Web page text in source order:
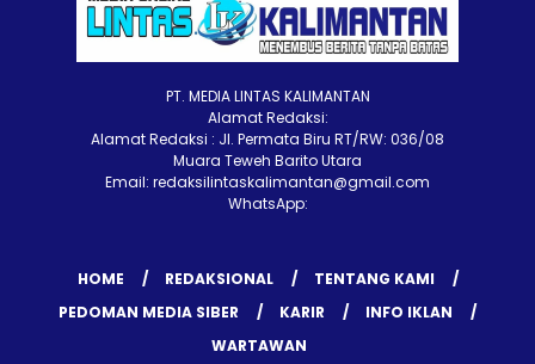
PT. MEDIA LINTAS KALIMANTAN
Alamat Redaksi:
Alamat Redaksi : Jl. Permata Biru RT/RW: 036/08
Muara Teweh Barito Utara
Email: redaksilintaskalimantan@gmail.com
WhatsApp:
HOME REDAKSIONAL
TENTANG KAMI
PEDOMAN MEDIA SIBER
KARIR
INFO IKLAN
WARTAWAN